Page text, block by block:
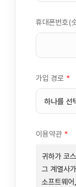
휴대폰번호(
가입 경로 *
이용약관 *
귀하가 코
그 계열사
소프트웨